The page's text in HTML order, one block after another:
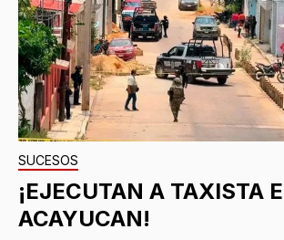
SUCESOS
¡EJECUTAN A TAXISTA
ACAYUCAN!